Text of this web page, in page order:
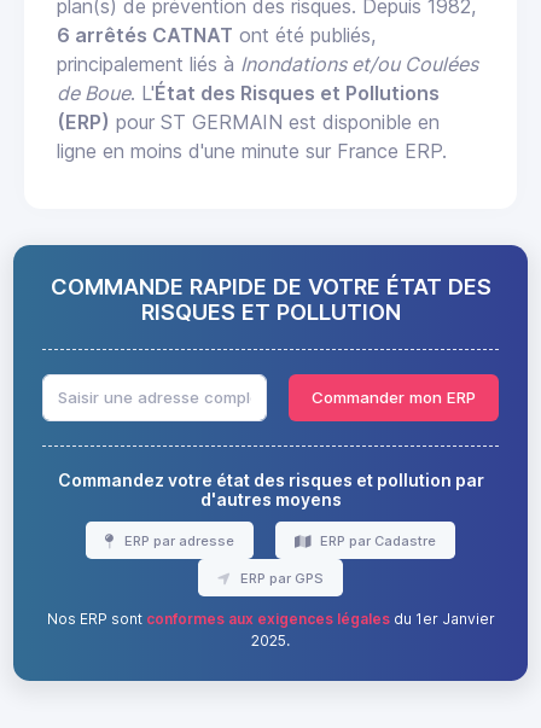
plan(s) de prévention des risques. Depuis 1982,
6 arrêtés CATNAT ont été publiés,
principalement liés à Inondations et/ou Coulées
de Boue. L'État des Risques et Pollutions
(ERP) pour ST GERMAIN est disponible en
ligne en moins d'une minute sur France ERP.
COMMANDE RAPIDE DE VOTRE ÉTAT DES
RISQUES ET POLLUTION
Commander mon ERP
Commandez votre état des risques et pollution par
d'autres moyens
ERP par adresse ERP par Cadastre
ERP par GPS
Nos ERP sont conformes aux exigences légalesdu 1er Janvier
2025.